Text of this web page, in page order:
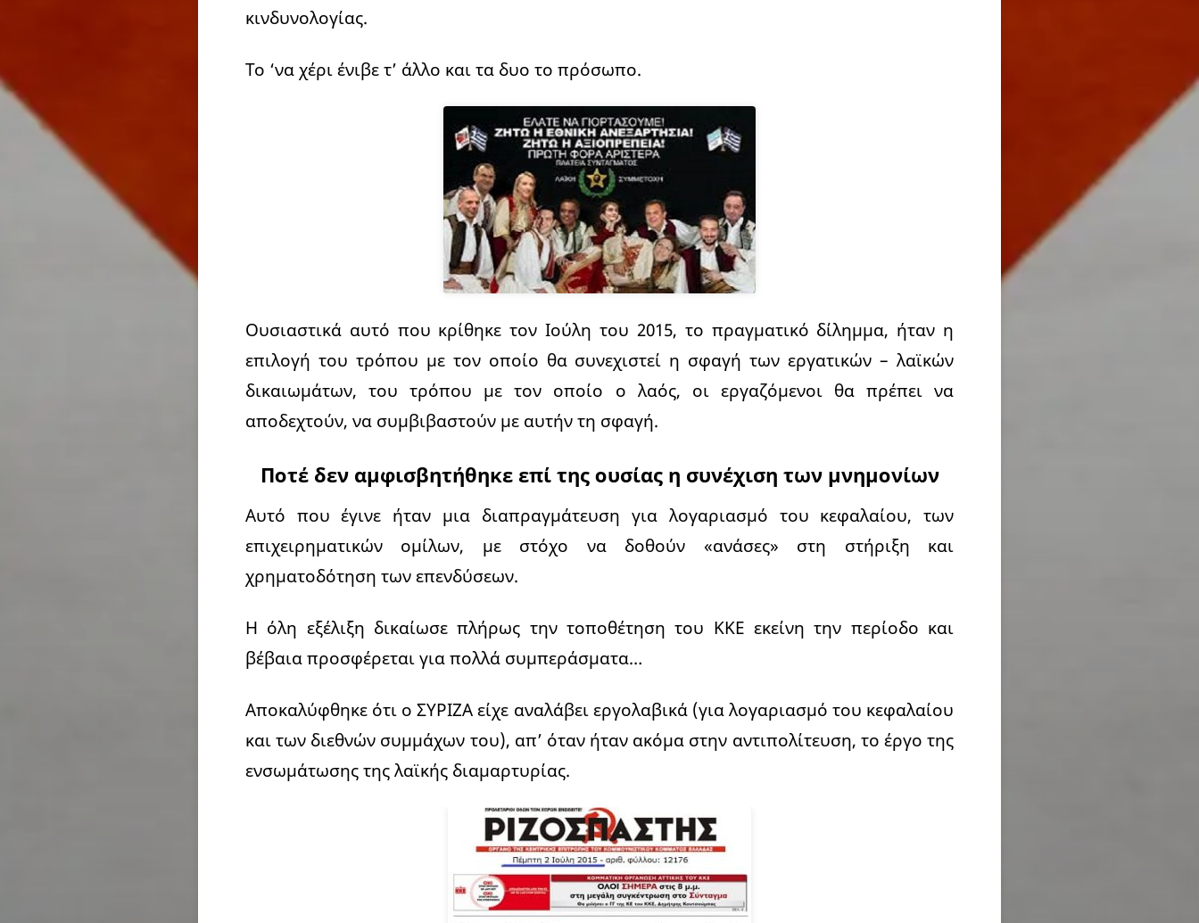
κινδυνολογίας.
Το ‘να χέρι ένιβε τ’ άλλο και τα δυο το πρόσωπο.
Ουσιαστικά αυτό που κρίθηκε τον Ιούλη του 2015, το πραγματικό δίλημμα, ήταν η
επιλογή του τρόπου με τον οποίο θα συνεχιστεί η σφαγή των εργατικών – λαϊκών
δικαιωμάτων, του τρόπου με τον οποίο ο λαός, οι εργαζόμενοι θα πρέπει να
αποδεχτούν, να συμβιβαστούν με αυτήν τη σφαγή.
Ποτέ δεν αμφισβητήθηκε επί της ουσίας η συνέχιση των μνημονίων
Αυτό που έγινε ήταν μια διαπραγμάτευση για λογαριασμό του κεφαλαίου, των
επιχειρηματικών ομίλων, με στόχο να δοθούν «ανάσες» στη στήριξη και
χρηματοδότηση των επενδύσεων.
Η όλη εξέλιξη δικαίωσε πλήρως την τοποθέτηση του ΚΚΕ εκείνη την περίοδο και
βέβαια προσφέρεται για πολλά συμπεράσματα…
Αποκαλύφθηκε ότι ο ΣΥΡΙΖΑ είχε αναλάβει εργολαβικά (για λογαριασμό του κεφαλαίου
και των διεθνών συμμάχων του), απ’ όταν ήταν ακόμα στην αντιπολίτευση, το έργο της
ενσωμάτωσης της λαϊκής διαμαρτυρίας.